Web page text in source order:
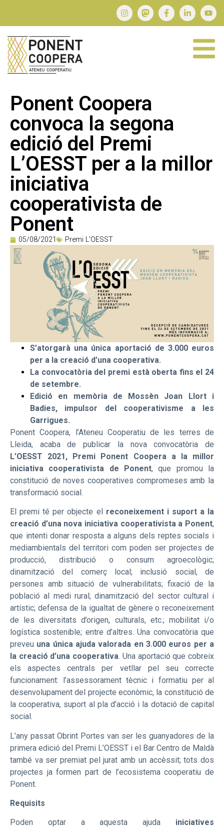
Ponent Coopera
convoca la segona
edició del Premi
L’OESST per a la millor
iniciativa
cooperativista de
Ponent
05/08/2021 Premi L'OESST
S’atorgarà una única aportació de 3.000 euros
per a la creació d’una cooperativa.
La convocatòria del premi està oberta fins el 24
de setembre.
Edició en memòria de Mossèn Joan Llort i
Badies, impulsor del cooperativisme a les
Garrigues.
Ponent Coopera, l’Ateneu Cooperatiu de les terres de
Lleida, acaba de publicar la nova convocatòria de
L’OESST 2021, Premi Ponent Coopera a la millor
iniciativa cooperativista de Ponent, que promou la
constitució de noves cooperatives compromeses amb la
transformació social.
El premi té per objecte el reconeixement i suport a la
creació d’una nova iniciativa cooperativista a Ponent,
que intenti donar resposta a alguns dels reptes socials i
mediambientals del territori com poden ser projectes de
producció, distribució o consum agroecològic;
dinamització del comerç local; inclusió social, de
persones amb situació de vulnerabilitats; fixació de la
població al medi rural; dinamització del sector cultural i
artístic; defensa de la igualtat de gènere o reconeixement
de les diversitats d’origen, culturals, etc.; mobilitat i/o
logística sostenible; entre d’altres. Una convocatòria que
preveu una única ajuda valorada en 3.000 euros per a
la creació d’una cooperativa. Una aportació que cobreix
els aspectes centrals per vetllar pel seu correcte
funcionament: l’assessorament tècnic i formatiu per al
desenvolupament del projecte econòmic, la constitució de
la cooperativa, suport al pla d’acció i la dotació de capital
social.
L’any passat Obrint Portes van ser les guanyadores de la
primera edició del Premi L’OESST i el Bar Centro de Maldà
també va ser premiat pel jurat amb un accèssit; tots dos
projectes ja formen part de l’ecosistema cooperatiu de
Ponent.
Requisits
Poden optar a aquesta ajuda iniciatives